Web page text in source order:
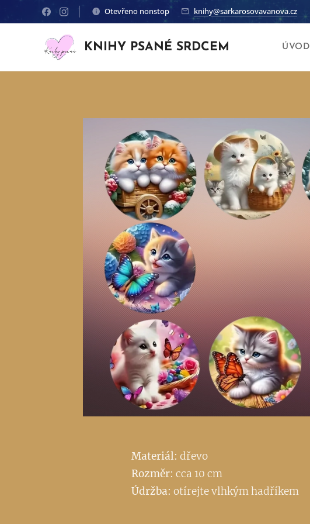
Otevřeno nonstop knihy@sarkarosovavanova.cz
KNIHY PSANÉ SRDCEM ÚVOD
Materiál: dřevo
Rozměr: cca 10 cm
Údržba: otírejte vlhkým hadříkem